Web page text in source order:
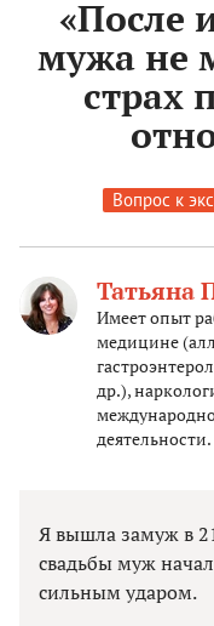
«После
мужа не
страх
Вопрос к
Татьяна
Имеет опыт
медицине
др.),
деятельности.
Я вышла замуж в
свадьбы муж
сильным ударом.